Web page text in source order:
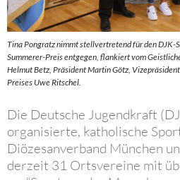
Tina Pongratz nimmt stellvertretend für den DJK-
Summerer-Preis entgegen, flankiert vom
Helmut Betz, Präsident Martin Götz,
Preises Uwe Ritschel.
Die Deutsche Jugendkraft
organisierte, katholische
Diözesanverband München
derzeit 31 Ortsvereine mit